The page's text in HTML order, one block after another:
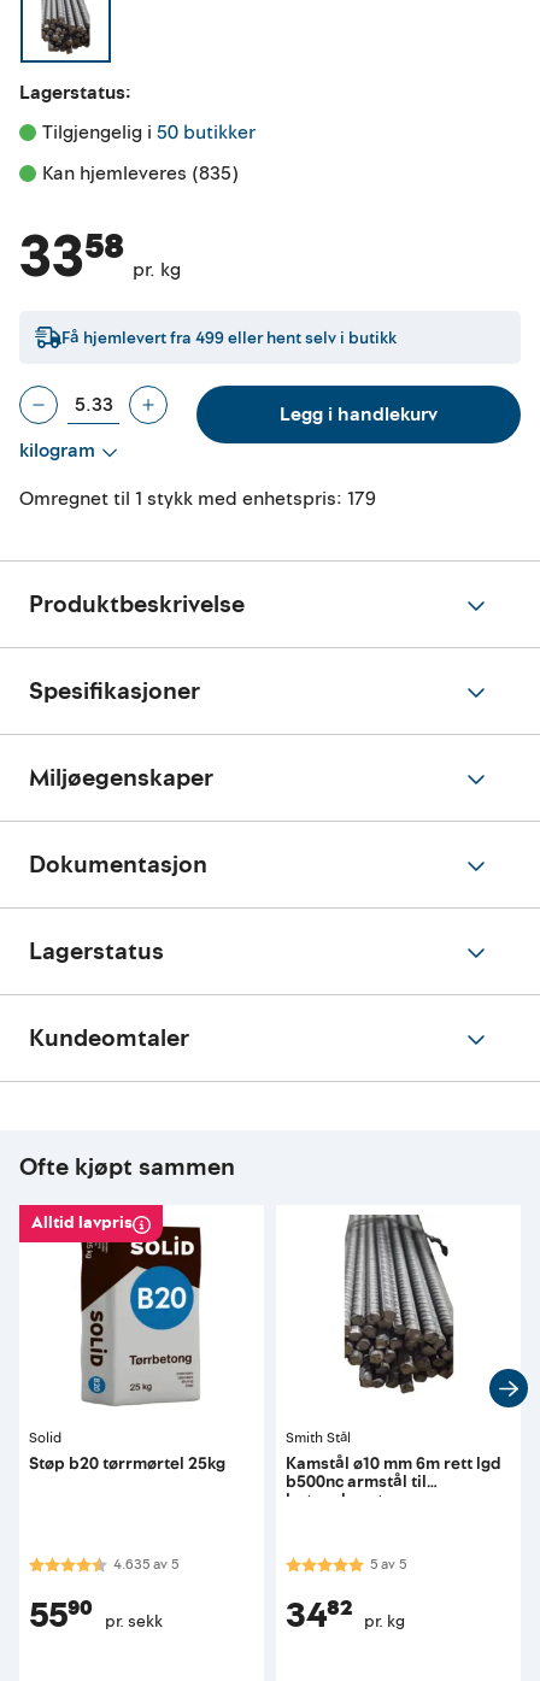
Lagerstatus:
Tilgjengelig i 50 butikker
Kan hjemleveres (835)
33⁵⁸ pr. kg
Få hjemlevert fra 499eller hent selv i butikk
kilogram
Legg i handlekurv
Omregnet til 1 stykk med enhetspris: 179
Produktbeskrivelse
Spesifikasjoner
Miljøegenskaper
Dokumentasjon
Lagerstatus
Kundeomtaler
Ofte kjøpt sammen
Alltid lavpris
Solid
Støp b20 tørrmørtel 25kg
Karakter:4.6 av 5 mulige
4.635av5
55⁹⁰ pr. sekk
Smith Stål
Kamstål ø10 mm 6m rett lgd
b500nc armstål til
betongkonstr
Karakter:5.0 av 5 mulige
5av5
34⁸² pr. kg